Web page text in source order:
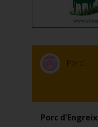
Porcí
Porc d'Engreix